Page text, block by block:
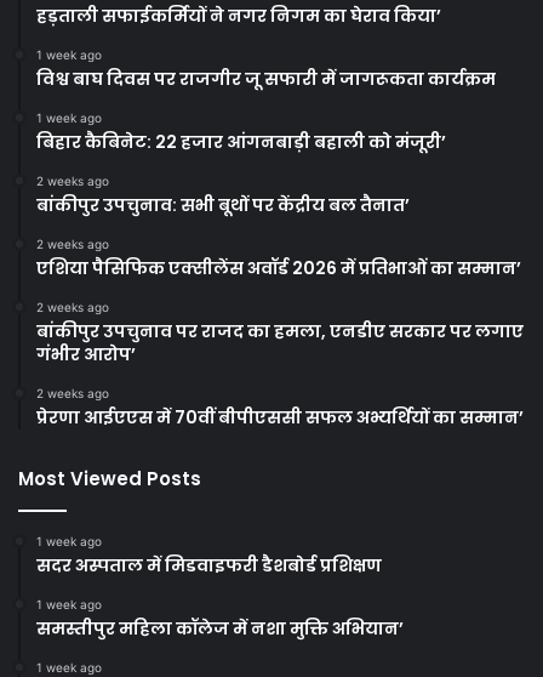
हड़ताली सफाईकर्मियों ने नगर निगम का घेराव किया’
1 week ago
विश्व बाघ दिवस पर राजगीर जू सफारी में जागरूकता कार्यक्रम
1 week ago
बिहार कैबिनेट: 22 हजार आंगनबाड़ी बहाली को मंजूरी’
2 weeks ago
बांकीपुर उपचुनाव: सभी बूथों पर केंद्रीय बल तैनात’
2 weeks ago
एशिया पैसिफिक एक्सीलेंस अवॉर्ड 2026 में प्रतिभाओं का सम्मान’
2 weeks ago
बांकीपुर उपचुनाव पर राजद का हमला, एनडीए सरकार पर लगाए
गंभीर आरोप’
2 weeks ago
प्रेरणा आईएएस में 70वीं बीपीएससी सफल अभ्यर्थियों का सम्मान’
Most Viewed Posts
1 week ago
सदर अस्पताल में मिडवाइफरी डैशबोर्ड प्रशिक्षण
1 week ago
समस्तीपुर महिला कॉलेज में नशा मुक्ति अभियान’
1 week ago